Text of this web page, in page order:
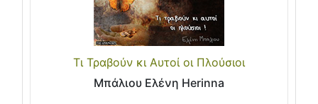
Τι Τραβούν κι Aυτοί οι Πλούσιοι
Μπάλιου Ελένη Herinna